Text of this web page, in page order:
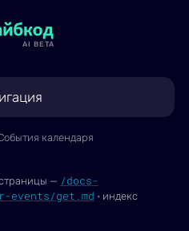
AI BETA
календаря
— /docs-
events/get.md · индекс